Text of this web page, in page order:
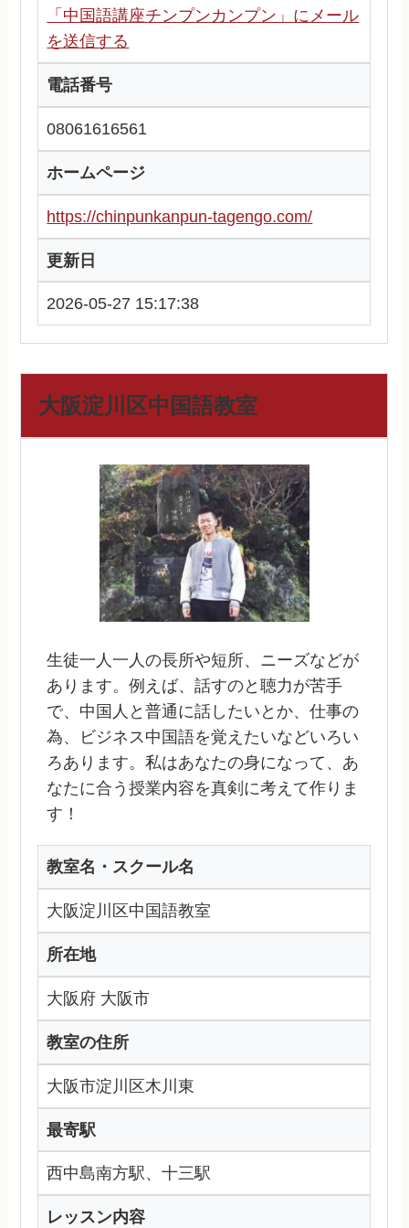
「中国語講座チンプンカンプン」にメール
を送信する
電話番号
08061616561
ホームページ
https://chinpunkanpun-tagengo.com/
更新日
2026-05-27 15:17:38
大阪淀川区中国語教室
生徒一人一人の長所や短所、ニーズなどが
あります。例えば、話すのと聴力が苦手
で、中国人と普通に話したいとか、仕事の
為、ビジネス中国語を覚えたいなどいろい
ろあります。私はあなたの身になって、あ
なたに合う授業内容を真剣に考えて作りま
す！
教室名・スクール名
大阪淀川区中国語教室
所在地
大阪府 大阪市
教室の住所
大阪市淀川区木川東
最寄駅
西中島南方駅、十三駅
レッスン内容